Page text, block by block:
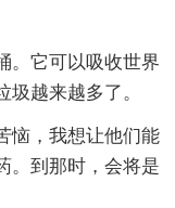
。它可以吸收世界
圾越来越多了。
恼，我想让他们能
。到那时，会将是